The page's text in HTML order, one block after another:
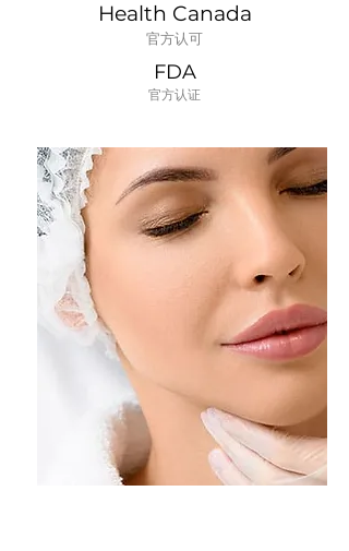
Health Canada
官方认可
FDA
​官方认证